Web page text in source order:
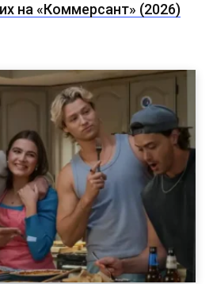
на «Коммерсант» (2026)